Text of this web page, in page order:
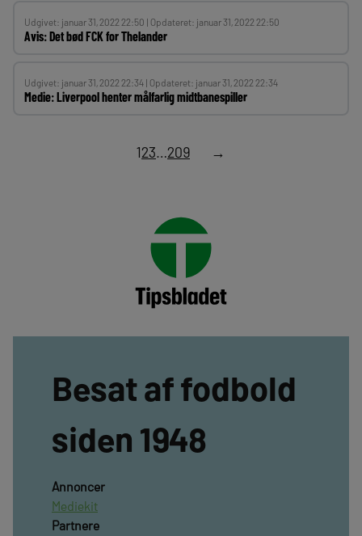
Udgivet: januar 31, 2022 22:50 | Opdateret: januar 31, 2022 22:50
Avis: Det bød FCK for Thelander
Udgivet: januar 31, 2022 22:34 | Opdateret: januar 31, 2022 22:34
Medie: Liverpool henter målfarlig midtbanespiller
123…209 →
Besat af fodbold
siden 1948
Annoncer
Mediekit
Partnere